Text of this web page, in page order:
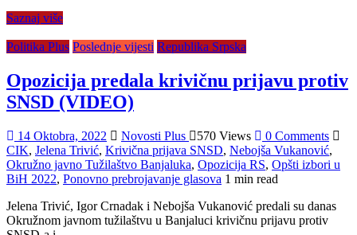
Saznaj više
Politika Plus Poslednje vijesti Republika Srpska
Opozicija predala krivičnu prijavu protiv
SNSD (VIDEO)
14 Oktobra, 2022 Novosti Plus 570 Views
0 Comments
CIK, Jelena Trivić, Krivična prijava SNSD, Nebojša Vukanović,
Okružno javno Tužilaštvo Banjaluka, Opozicija RS, Opšti izbori u
BiH 2022, Ponovno prebrojavanje glasova 1 min read
Jelena Trivić, Igor Crnadak i Nebojša Vukanović predali su danas
Okružnom javnom tužilaštvu u Banjaluci krivičnu prijavu protiv